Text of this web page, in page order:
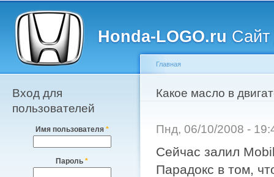
Honda-LOGO.ru Сайт
Главное меню
Вход для
пользователей
Имя пользователя *
Пароль *
Вы здесь
Главная
Какое масло в
Пнд, 06/10/2008 -
Сейчас залил
Парадокс в том,